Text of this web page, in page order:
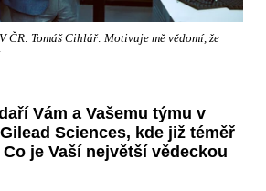
ČR: Tomáš Cihlář: Motivuje mě vědomí, že
Vám a Vašemu týmu v
Sciences, kde již téměř
je Vaší největší vědeckou